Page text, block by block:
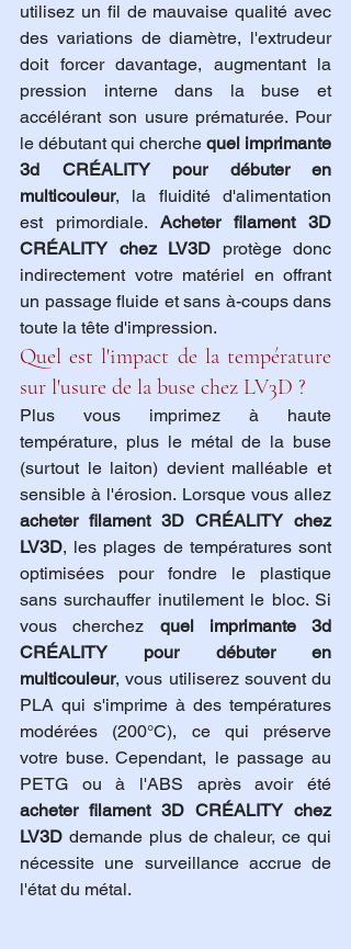
utilisez un fil de mauvaise qualité avec
des variations de diamètre, l'extrudeur
doit forcer davantage, augmentant la
pression interne dans la buse et
accélérant son usure prématurée. Pour
le débutant qui cherche quel imprimante
3d CRÉALITY pour débuter en
multicouleur, la fluidité d'alimentation
est primordiale. Acheter filament 3D
CRÉALITY chez LV3D protège donc
indirectement votre matériel en offrant
un passage fluide et sans à-coups dans
toute la tête d'impression.
Quel est l'impact de la température
sur l'usure de la buse chez LV3D ?
Plus vous imprimez à haute
température, plus le métal de la buse
(surtout le laiton) devient malléable et
acheter filament 3D CRÉALITY chez
LV3D, les plages de températures sont
optimisées pour fondre le plastique
sans surchauffer inutilement le bloc. Si
vous cherchez quel imprimante 3d
CRÉALITY pour débuter en
multicouleur, vous utiliserez souvent du
PLA qui s'imprime à des températures
modérées (200°C), ce qui préserve
votre buse. Cependant, le passage au
acheter filament 3D CRÉALITY chez
LV3D demande plus de chaleur, ce qui
nécessite une surveillance accrue de
l'état du métal.